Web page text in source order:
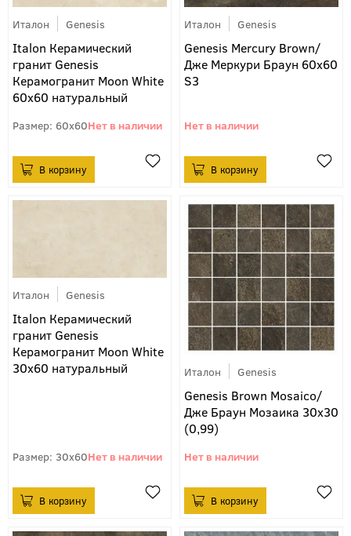
Италон Genesis
Italon Керамический
гранит Genesis
Керамогранит Moon White
60x60 натуральный
60x60
Италон Genesis
Genesis Mercury Brown/
Дже Меркури Браун 60х60
S3
Италон Genesis
Italon Керамический
гранит Genesis
Керамогранит Moon White
30x60 натуральный
30x60
Италон Genesis
Genesis Brown Mosaico/
Дже Браун Мозаика 30х30
(0,99)